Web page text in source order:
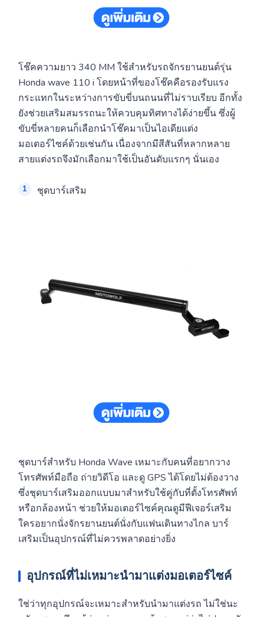
โช๊คความยาว 340 MM ใช้สำหรับรถจักรยานยนต์รุ่น
Honda wave 110 i โดยหน้าที่ของโช๊คคือรองรับแรง
กระแทกในระหว่างการขับขี่บนถนนที่ไม่ราบเรียบ อีกทั้ง
ยังช่วยเสริมสมรรถนะให้ควบคุมทิศทางได้ง่ายขึ้น ซึ่งผู้
ขับขี่หลายคนก็เลือกนำโช๊คมาเป็นไอเดียแต่ง
มอเตอร์ไซค์ด้วยเช่นกัน เนื่องจากมีสีสันที่หลากหลาย
สายแต่งรถจึงมักเลือกมาใช้เป็นอันดับแรกๆ นั่นเอง
ชุดบาร์เสริม
ชุดบาร์สำหรับ Honda Wave เหมาะกับคนที่อยากวาง
โทรศัพท์มือถือ ถ่ายวิดีโอ และดู GPS ได้โดยไม่ต้องวาง
ซึ่งชุดบาร์เสริมออกแบบมาสำหรับใช้คู่กับที่ตั้งโทรศัพท์
หรือกล้องหน้า ช่วยให้มอเตอร์ไซค์คุณดูมีฟีเจอร์เสริม
ใครอยากนั่งจักรยานยนต์นั่งกับแฟนเดินทางไกล บาร์
เสริมเป็นอุปกรณ์ที่ไม่ควรพลาดอย่างยิ่ง
อุปกรณ์ที่ไม่เหมาะนำมาแต่งมอเตอร์ไซค์
ใช่ว่าทุกอุปกรณ์จะเหมาะสำหรับนำมาแต่งรถ ไม่ใช่นะ